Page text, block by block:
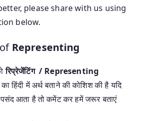
please share with us using
below.
Representing
रिप्रेजेंटिंग / Representing
का हिंदी में अर्थ बताने की कोशिश की है यदि
पसंद आता है तो कमेंट कर हमें जरूर बताएं